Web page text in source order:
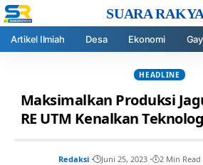
SUARA
Artikel Ilmiah Desa Ekonomi
HEADLINE
Maksimalkan Produksi
RE UTM Kenalkan
Redaksi Juni 25, 2023 2 Min Read